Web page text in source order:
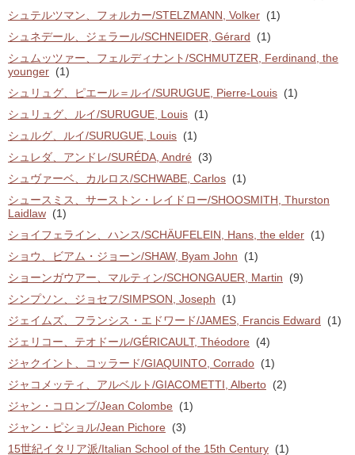
シュテルツマン、フォルカー/STELZMANN, Volker (1)
シュネデール、ジェラール/SCHNEIDER, Gérard (1)
シュムッツァー、フェルディナント/SCHMUTZER, Ferdinand, the
younger (1)
シュリュグ、ピエール＝ルイ/SURUGUE, Pierre-Louis (1)
シュリュグ、ルイ/SURUGUE, Louis (1)
シュルグ、ルイ/SURUGUE, Louis (1)
シュレダ、アンドレ/SURÉDA, André (3)
シュヴァーベ、カルロス/SCHWABE, Carlos (1)
シュースミス、サーストン・レイドロー/SHOOSMITH, Thurston
Laidlaw (1)
ショイフェライン、ハンス/SCHÄUFELEIN, Hans, the elder (1)
ショウ、ビアム・ジョーン/SHAW, Byam John (1)
ショーンガウアー、マルティン/SCHONGAUER, Martin (9)
シンプソン、ジョセフ/SIMPSON, Joseph (1)
ジェイムズ、フランシス・エドワード/JAMES, Francis Edward (1)
ジェリコー、テオドール/GÉRICAULT, Théodore (4)
ジャクイント、コッラード/GIAQUINTO, Corrado (1)
ジャコメッティ、アルベルト/GIACOMETTI, Alberto (2)
ジャン・コロンブ/Jean Colombe (1)
ジャン・ピショル/Jean Pichore (3)
15世紀イタリア派/Italian School of the 15th Century (1)